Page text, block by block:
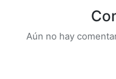
Aún no hay